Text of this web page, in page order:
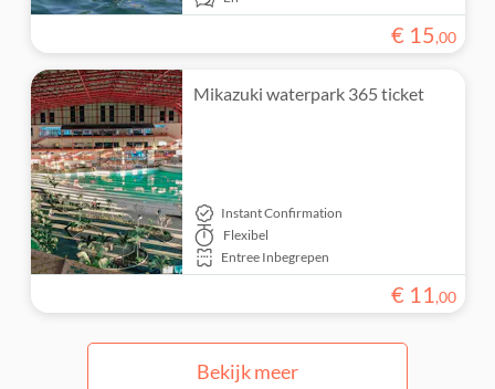
€ 15,00
Mikazuki waterpark 365 ticket
Instant Confirmation
Flexibel
Entree Inbegrepen
€ 11 ,00
Bekijk meer